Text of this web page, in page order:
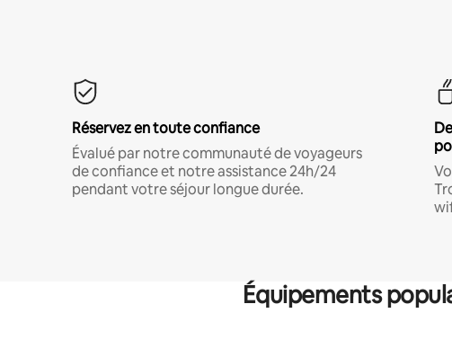
Réservez en toute confiance
Évalué par notre communauté de voyageurs
de confiance et notre assistance 24h/24
pendant votre séjour longue durée.
Équipements